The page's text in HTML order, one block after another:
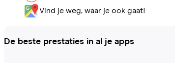
Vind je weg, waar je ook gaat!
De beste prestaties in al je apps